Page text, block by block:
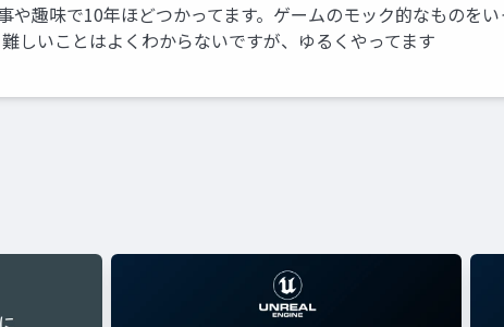
や趣味で10年ほどつかってます。ゲームのモック的なものを
しいことはよくわからないですが、ゆるくやってます